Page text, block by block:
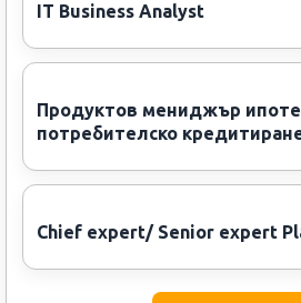
IT Business Analyst
Продуктов мениджър
потребителско
Chief expert/ Senior expert